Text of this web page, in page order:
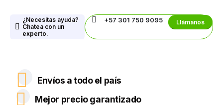
¿Necesitas ayuda?
Chatea con un
experto.
+57 301 750 9095 Llámanos
Envíos a todo el país
Mejor precio garantizado